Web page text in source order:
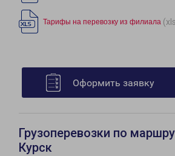
Тарифы на перевозку из филиала
Оформить заявку
Грузоперевозки по
Курск